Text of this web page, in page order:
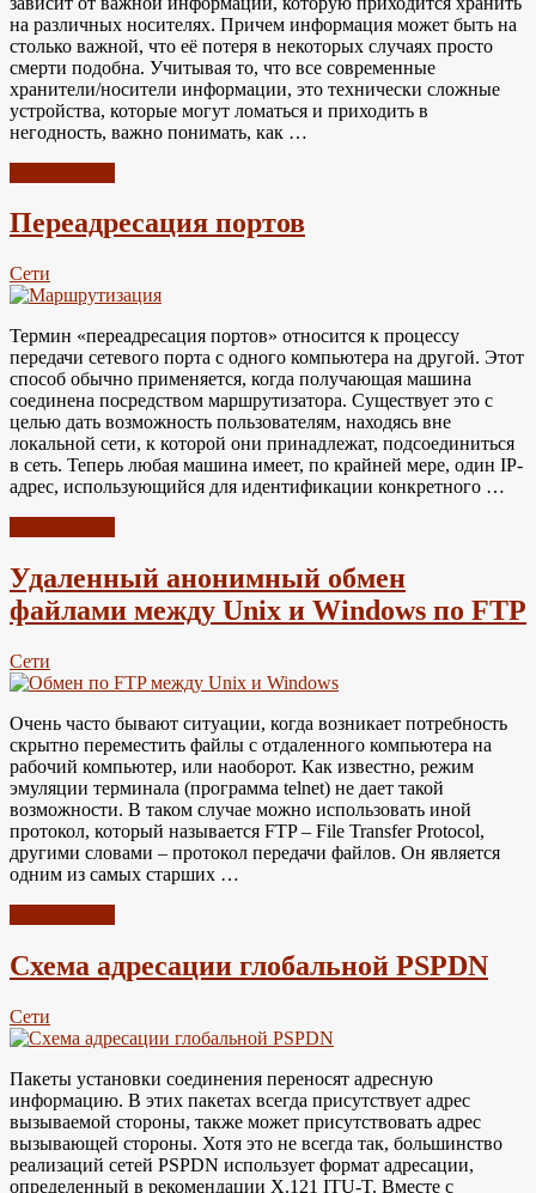
на различных носителях. Причем информация может быть на
столько важной, что её потеря в некоторых случаях просто
смерти подобна. Учитывая то, что все современные
хранители/носители информации, это технически сложные
устройства, которые могут ломаться и приходить в
негодность, важно понимать, как …
Переадресация портов
Сети
Термин «переадресация портов» относится к процессу
передачи сетевого порта с одного компьютера на другой. Этот
способ обычно применяется, когда получающая машина
соединена посредством маршрутизатора. Существует это с
целью дать возможность пользователям, находясь вне
локальной сети, к которой они принадлежат, подсоединиться
в сеть. Теперь любая машина имеет, по крайней мере, один IP-
адрес, использующийся для идентификации конкретного …
Удаленный анонимный обмен
файлами между Unix и Windows по FTP
Сети
Очень часто бывают ситуации, когда возникает потребность
скрытно переместить файлы с отдаленного компьютера на
рабочий компьютер, или наоборот. Как известно, режим
эмуляции терминала (программа telnet) не дает такой
возможности. В таком случае можно использовать иной
протокол, который называется FTP – File Transfer Protocol,
другими словами – протокол передачи файлов. Он является
одним из самых старших …
Схема адресации глобальной PSPDN
Сети
Пакеты установки соединения переносят адресную
информацию. В этих пакетах всегда присутствует адрес
вызываемой стороны, также может присутствовать адрес
вызывающей стороны. Хотя это не всегда так, большинство
реализаций сетей PSPDN использует формат адресации,
определенный в рекомендации Х.121 ITU-T. Вместе с